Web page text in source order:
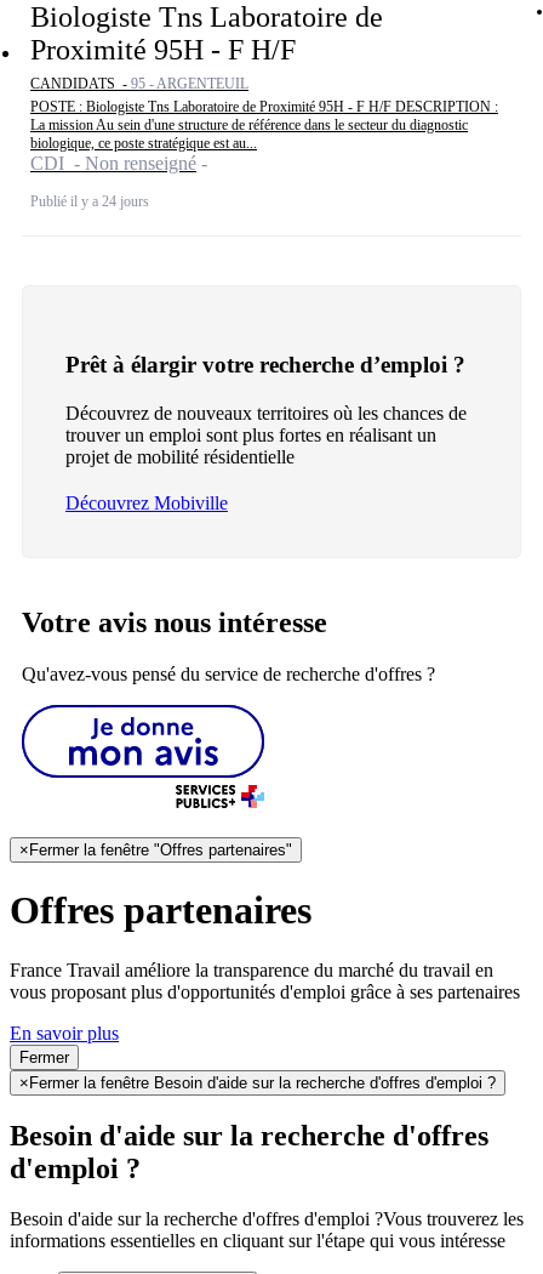
Biologiste Tns Laboratoire de
Proximité 95H - F H/F
CANDIDATS - 95 - ARGENTEUIL
POSTE : Biologiste Tns Laboratoire de Proximité 95H - F H/F DESCRIPTION :
La mission Au sein d'une structure de référence dans le secteur du diagnostic
biologique, ce poste stratégique est au...
CDI - Non renseigné
Publié il y a 24 jours
Prêt à élargir votre recherche d’emploi ?
Découvrez de nouveaux territoires où les chances de
trouver un emploi sont plus fortes en réalisant un
projet de mobilité résidentielle
Découvrez Mobiville
Votre avis nous intéresse
Qu'avez-vous pensé du service de recherche d'offres ?
× Fermer la fenêtre "Offres partenaires"
Offres partenaires
France Travail améliore la transparence du marché du travail en
vous proposant plus d'opportunités d'emploi grâce à ses partenaires
En savoir plus
Fermer
×Fermer la fenêtre Besoin d'aide sur la recherche d'offres d'emploi ?
Besoin d'aide sur la recherche d'offres
d'emploi ?
Besoin d'aide sur la recherche d'offres d'emploi ?Vous trouverez les
informations essentielles en cliquant sur l'étape qui vous intéresse